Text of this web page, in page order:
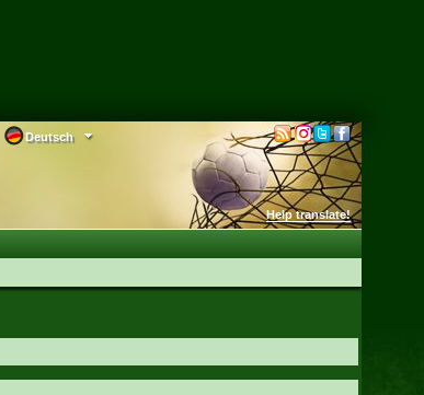
Deutsch
Help translate!